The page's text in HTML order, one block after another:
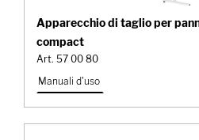
Apparecchio di taglio per
compact
Art. 57 00 80
Manuali d'uso